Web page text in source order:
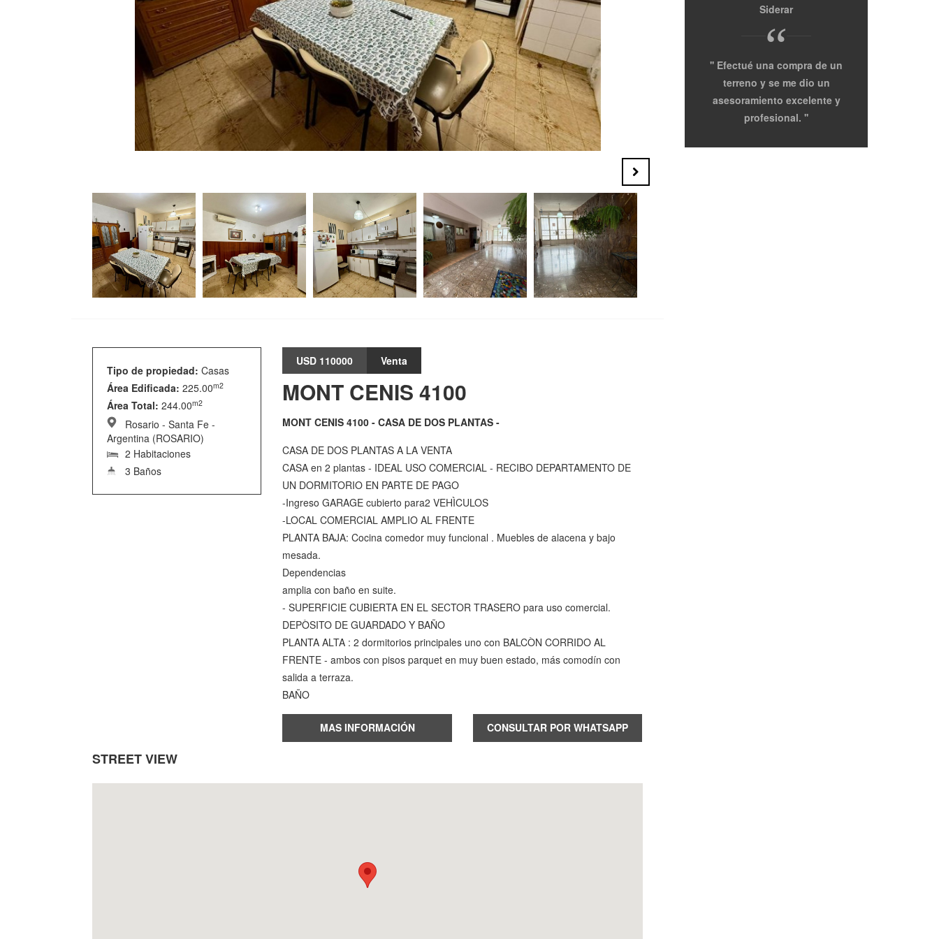
Tipo de propiedad: Casas
Área Edificada: 225.00m2
Área Total: 244.00m2
Rosario - Santa Fe -
Argentina (ROSARIO)
2 Habitaciones
3 Baños
USD 110000 Venta
MONT CENIS 4100
MONT CENIS 4100 - CASA DE DOS PLANTAS -
CASA DE DOS PLANTAS A LA VENTA
CASA en 2 plantas - IDEAL USO COMERCIAL - RECIBO DEPARTAMENTO DE
UN DORMITORIO EN PARTE DE PAGO
-Ingreso GARAGE cubierto para2 VEHÌCULOS
-LOCAL COMERCIAL AMPLIO AL FRENTE
PLANTA BAJA: Cocina comedor muy funcional . Muebles de alacena y bajo
mesada.
Dependencias
amplia con baño en suite.
- SUPERFICIE CUBIERTA EN EL SECTOR TRASERO para uso comercial.
DEPÒSITO DE GUARDADO Y BAÑO
PLANTA ALTA : 2 dormitorios principales uno con BALCÒN CORRIDO AL
FRENTE - ambos con pisos parquet en muy buen estado, más comodín con
salida a terraza.
BAÑO
MAS INFORMACIÓN CONSULTAR POR WHATSAPP
STREET VIEW
Siderar
“
Efectué una compra de un
terreno y se me dio un
asesoramiento excelente y
profesional.